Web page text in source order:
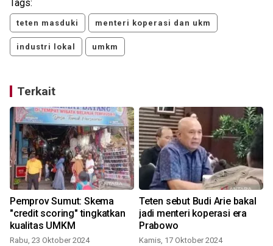
Tags:
teten masduki menteri koperasi dan ukm
industri lokal umkm
Terkait
Pemprov Sumut: Skema
"credit scoring" tingkatkan
kualitas UMKM
Rabu, 23 Oktober 2024
Teten sebut Budi Arie bakal
jadi menteri koperasi era
Prabowo
Kamis, 17 Oktober 2024